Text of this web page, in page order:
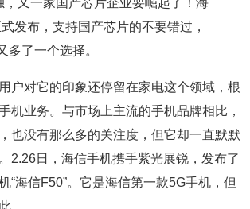
，又一家国产芯片企业要崛起了！海
发布，支持国产芯片的不要错过，
多了一个选择。
户对它的印象还停留在家电这个领域，根
机业务。与市场上主流的手机品牌相比，
也没有那么多的关注度，但它却一直默默
2.26日，海信手机携手紫光展锐，发布了
“海信F50”。它是海信第一款5G手机，但
。